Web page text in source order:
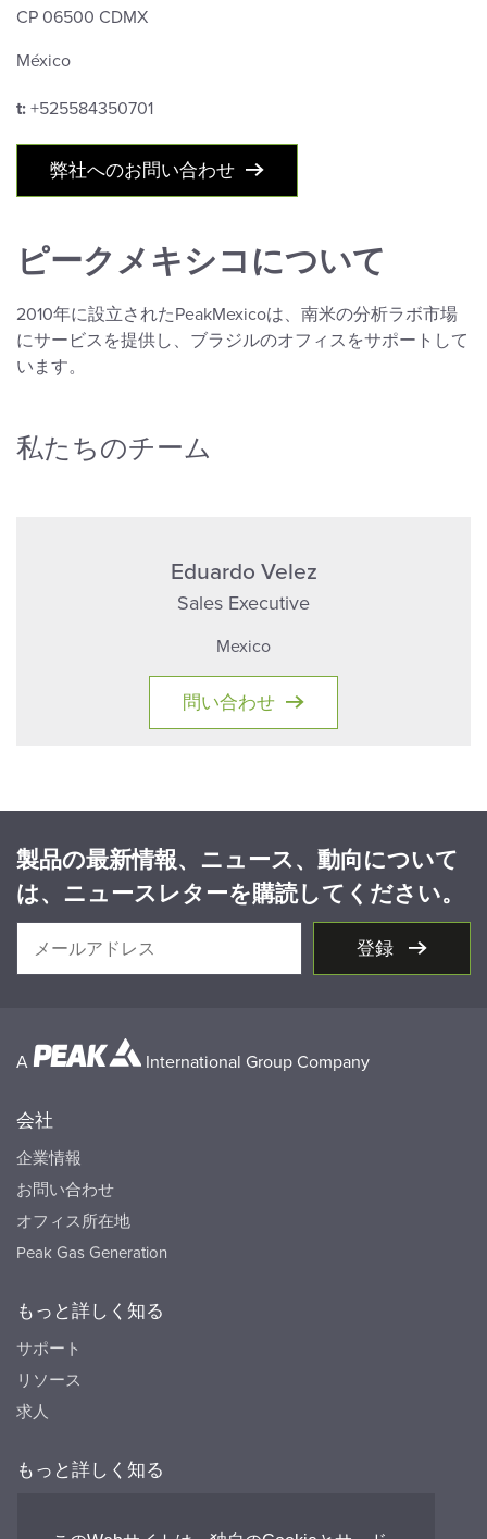
CP 06500 CDMX
México
t: +525584350701
弊社へのお問い合わせ
ピークメキシコについて
2010年に設立されたPeakMexicoは、南米の分析ラボ市場
にサービスを提供し、ブラジルのオフィスをサポートして
います。
私たちのチーム
Eduardo Velez
Sales Executive
Mexico
問い合わせ
製品の最新情報、ニュース、動向について
は、ニュースレターを購読してください。
登録
A International Group Company
会社
企業情報
お問い合わせ
オフィス所在地
Peak Gas Generation
もっと詳しく知る
サポート
リソース
求人
もっと詳しく知る